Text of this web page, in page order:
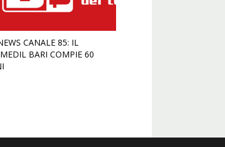
CANALE 85: IL
BARI COMPIE 60